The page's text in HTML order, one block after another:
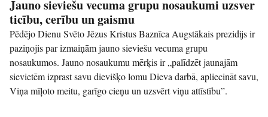
Jauno sieviešu vecuma grupu nosaukumi uzsver
ticību, cerību un gaismu
Pēdējo Dienu Svēto Jēzus Kristus Baznīca Augstākais prezidijs ir
paziņojis par izmaiņām jauno sieviešu vecuma grupu
nosaukumos. Jauno nosaukumu mērķis ir „palīdzēt jaunajām
sievietēm izprast savu dievišķo lomu Dieva darbā, apliecināt savu,
Viņa mīļoto meitu, garīgo cieņu un uzsvērt viņu attīstību”.